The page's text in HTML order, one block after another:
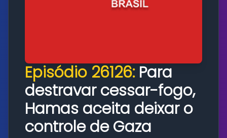
Episódio 26126: Para
destravar cessar-fogo,
Hamas aceita deixar o
controle de Gaza